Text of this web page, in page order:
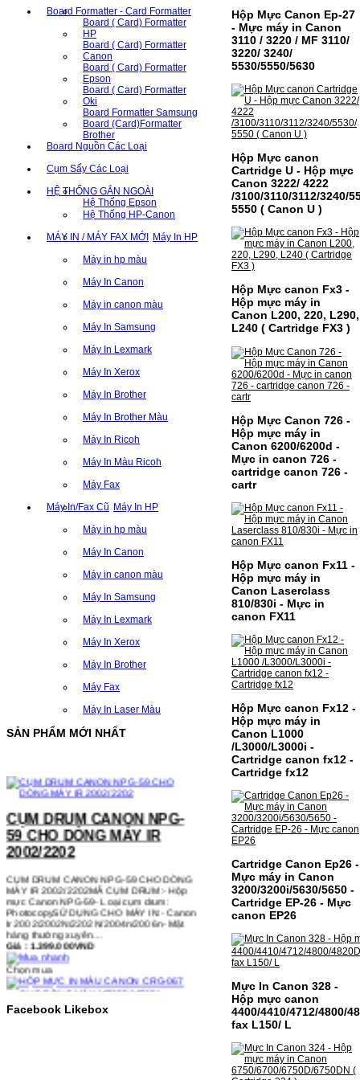
Board Formatter - Card Formatter
Board ( Card) Formatter
HP
Board ( Card) Formatter
Canon
Board ( Card) Formatter
Epson
Board ( Card) Formatter
Oki
Board Formatter Samsung
Board (Card)Formatter
Brother
Board Nguồn Các Loại
Cụm Sấy Các Loại
HỆ THỐNG GẮN NGOÀI
Hệ Thống Epson
Hệ Thống HP-Canon
MÁY IN / MÁY FAX MỚI Máy In HP
Máy in hp màu
Máy In Canon
Máy in canon màu
Máy In Samsung
Máy In Lexmark
Máy In Xerox
Máy In Brother
Máy In Brother Màu
Máy In Ricoh
Máy In Màu Ricoh
Máy Fax
Máy In/Fax Cũ Máy In HP
Máy in hp màu
Máy In Canon
Máy in canon màu
Máy In Samsung
Máy In Lexmark
Máy In Xerox
Máy In Brother
Máy Fax
Máy In Laser Màu
SẢN PHẨM MỚI NHẤT
CỤM DRUM CANON NPG-
59 CHO DÒNG MÁY IR
2002/2202
CỤM DRUM CANON NPG-59 CHO DÒNG
MÁY IR 2002/2202MÃ CỤM DRUM:- Hộp
mực Canon NPG-59- Loại cụm drum:
PhotocopySỬ DỤNG CHO MÁY IN:- Canon
Ir 2002/2002N/2202N/2004n/2006n- Mặt
hàng thường xuyên…
Giá : 1.399.000VND
Chọn mua
HỘP MỰC IN MÀU CANON
CRG-067 CHO DÒNG MÁY
Facebook Likebox
Hộp Mực Canon Ep-27
- Mực máy in Canon
3110 / 3220 / MF 3110/
3220/ 3240/
5530/5550/5630
Hộp Mực canon
Cartridge U - Hộp mực
Canon 3222/ 4222
/3100/3110/3112/3240/
5550 ( Canon U )
Hộp Mực canon Fx3 -
Hộp mực máy in
Canon L200, 220, L290,
L240 ( Cartridge FX3 )
Hộp Mực Canon 726 -
Hộp mực máy in
Canon 6200/6200d -
Mực in canon 726 -
cartridge canon 726 -
cartr
Hộp Mực canon Fx11 -
Hộp mực máy in
Canon Laserclass
810/830i - Mực in
canon FX11
Hộp Mực canon Fx12 -
Hộp mực máy in
Canon L1000
/L3000/L3000i -
Cartridge canon fx12 -
Cartridge fx12
Cartridge Canon Ep26 -
Mực máy in Canon
3200/3200i/5630/5650 -
Cartridge EP-26 - Mực
canon EP26
Mực In Canon 328 -
Hộp mực canon
4400/4410/4712/4800/
fax L150/ L